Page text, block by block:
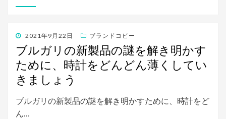
投
稿
日:
2021年9月22日 ブランドコピー
ブルガリの新製品の謎を解き明かす
ために、時計をどんどん薄くしてい
きましょう
ブルガリの新製品の謎を解き明かすために、時計をど
ん…